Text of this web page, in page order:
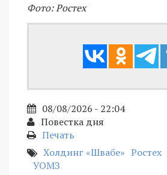
Фото: Ростех
08/08/2026 - 22:04
Повестка дня
Печать
Холдинг «Швабе» Ростех
УОМЗ